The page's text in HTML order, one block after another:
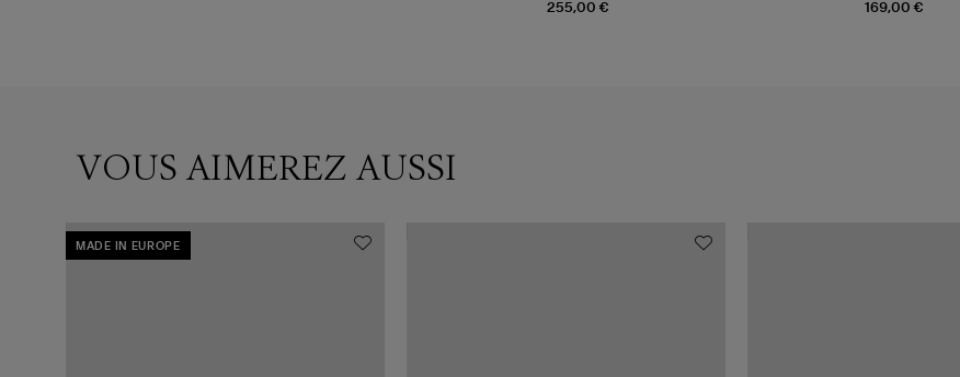
255,00 €
169,00 €
VOUS AIMEREZ AUSSI
MADE IN EUROPE